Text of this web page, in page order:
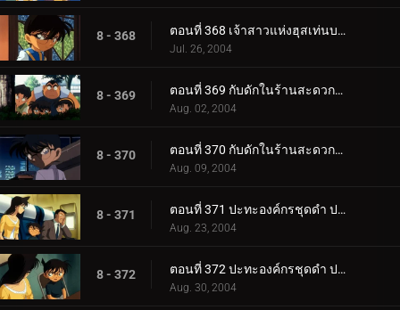
8 - 368 ตอนที่ 368 เจ้าสาวแห่งฮุสเท่นบอสช์ (ตอนพิเศษ ตอนจบ)
Jul. 26, 2004
8 - 369 ตอนที่ 369 กับดักในร้านสะดวกซื้อ (ตอนแรก)
Aug. 02, 2004
8 - 370 ตอนที่ 370 กับดักในร้านสะดวกซื้อ (ตอนจบ)
Aug. 09, 2004
8 - 371 ตอนที่ 371 ปะทะองค์กรชุดดำ ปริศนาคูณสองในคืนเดือนเพ็ญ (ตอนพิเศษ ตอนแรก) ยอดนักสืบจิ๋วโคนัน เดอะซ.
Aug. 23, 2004
8 - 372 ตอนที่ 372 ปะทะองค์กรชุดดำ ปริศนาคูณสองในคืนเดือนเพ็ญ (ตอนพิเศษ ตอนที่ 2) ยอดนักสืบจิ๋วโคนัน เดอะ_.
Aug. 30, 2004